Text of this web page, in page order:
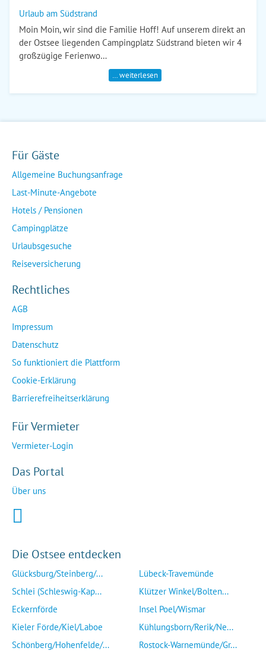
Urlaub am Südstrand
Moin Moin, wir sind die Familie Hoff! Auf unserem direkt an
der Ostsee liegenden Campingplatz Südstrand bieten wir 4
großzügige Ferienwo…
… weiterlesen
Für Gäste
Allgemeine Buchungsanfrage
Last-Minute-Angebote
Hotels / Pensionen
Campingplätze
Urlaubsgesuche
Reiseversicherung
Rechtliches
AGB
Impressum
Datenschutz
So funktioniert die Plattform
Cookie-Erklärung
Barrierefreiheitserklärung
Für Vermieter
Vermieter-Login
Das Portal
Über uns
Die Ostsee entdecken
Glücksburg/Steinberg/...
Schlei (Schleswig-Kap...
Eckernförde
Kieler Förde/Kiel/Laboe
Schönberg/Hohenfelde/...
Lübeck-Travemünde
Klützer Winkel/Bolten...
Insel Poel/Wismar
Kühlungsborn/Rerik/Ne...
Rostock-Warnemünde/Gr...